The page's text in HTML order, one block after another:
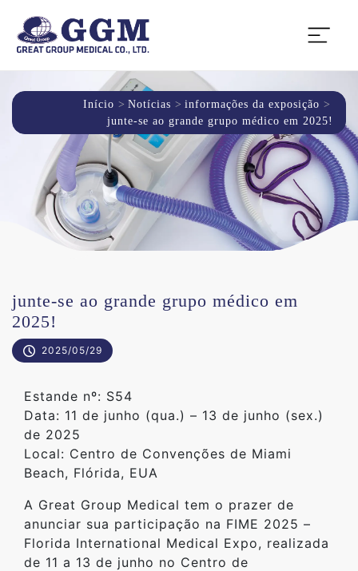
Início Notícias
informações da exposição
junte-se ao grande grupo médico em 2025!
junte-se ao grande grupo médico em
2025!
2025/05/29
Estande nº: S54
Data: 11 de junho (qua.) – 13 de junho (sex.)
de 2025
Local: Centro de Convenções de Miami
Beach, Flórida, EUA
A Great Group Medical tem o prazer de
anunciar sua participação na FIME 2025 –
Florida International Medical Expo, realizada
de 11 a 13 de junho no Centro de